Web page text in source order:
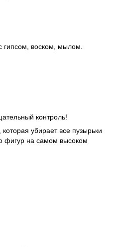
воском, мылом.
контроль!
убирает все пузырьки
фигур на самом высоком